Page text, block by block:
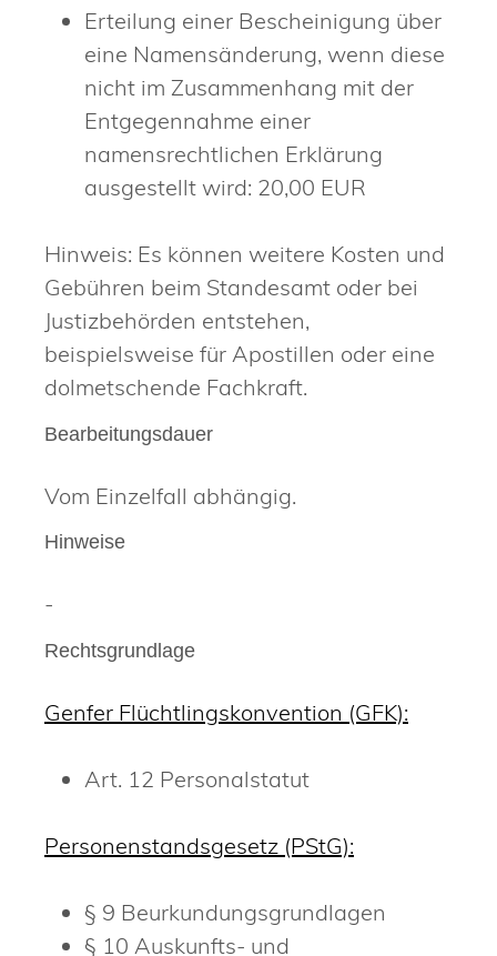
Erteilung einer Bescheinigung über
eine Namensänderung, wenn diese
nicht im Zusammenhang mit der
Entgegennahme einer
namensrechtlichen Erklärung
ausgestellt wird: 20,00 EUR
Hinweis: Es können weitere Kosten und
Gebühren beim Standesamt oder bei
Justizbehörden entstehen,
beispielsweise für Apostillen oder eine
dolmetschende Fachkraft.
Bearbeitungsdauer
Vom Einzelfall abhängig.
Hinweise
-
Rechtsgrundlage
Genfer Flüchtlingskonvention (GFK):
Art. 12 Personalstatut
Personenstandsgesetz (PStG):
§ 9 Beurkundungsgrundlagen
§ 10 Auskunfts- und